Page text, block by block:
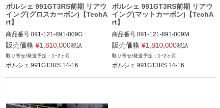
ポルシェ 991GT3RS前期 リアウ
イング(グロスカーボン)【TechA
rt】
商品番号 091-121-891-009G
091-121-891-009G
12VIVID”091.121.891.009G”
販売価格 ¥1,810,000税込
1~2ヶ月
ポルシェ 991GT3RS 14-16
ポルシェ 991GT3RS前期 リアウ
イング(マットカーボン)【TechA
rt】
商品番号 091-121-891-009M
091-121-891-009M
12VIVID”091.121.891.009M”
販売価格 ¥1,810,000税込
1~2ヶ月
ポルシェ 991GT3RS 14-16